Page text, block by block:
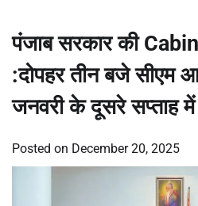
पंजाब सरकार की
:दोपहर तीन बजे सीएम
जनवरी के दूसरे सप्ताह
Posted on December 20, 2025